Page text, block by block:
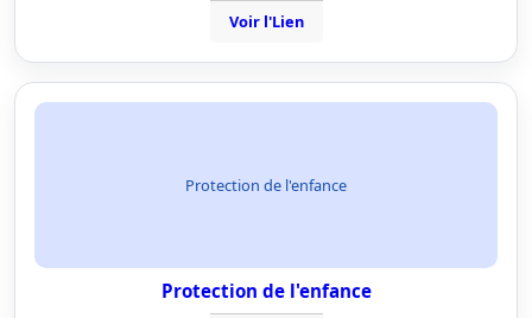
Voir l'Lien
Protection de l'enfance
Protection de l'enfance